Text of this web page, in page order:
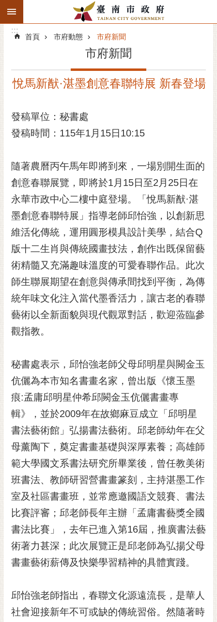
跳到主要內容區塊
搜
階
精彩府城
市府團隊
市政資訊
市民互動
黃
哲
螢
光
花
泉
桐
花
網
站
導
覽
閱
RSS
訂
閱
電
子
報
市
信
箱
日
本
:::
:::
首頁 市府動態 市府新聞
市府新聞
悅馬新猷·湛墨創意春聯特展 新春登場
發稿單位：秘書處
發稿時間：115年1月15日10:15
隨著農曆丙午馬年即將到來，一場別開生面的
創意春聯展覽，即將於1月15日至2月25日在
永華市政中心二樓中庭登場。「悅馬新猷·湛
墨創意春聯特展」指導老師邱怡強，以創新思
維活化傳統，運用圓形模具設計美學，結合Q
版十二生肖與傳統國畫技法，創作出既保留藝
術精髓又充滿趣味溫度的可愛春聯作品。此次
師生聯展期望在創意與傳承間找到平衡，為傳
統年味文化注入當代墨香活力，讓古老的春聯
藝術以全新面貌與現代觀眾對話，歡迎蒞臨參
觀指教。
秘書處表示，邱怡強老師父母邱明星與闕金玉
伉儷為本市知名書畫名家，曾出版《懷玉墨
痕:孟庸邱明星仲希邱闕金玉伉儷書畫專
輯》，並於2009年在故鄉麻豆成立「邱明星
書法藝術館」弘揚書法藝術。邱老師幼年在父
母薰陶下，奠定書畫基礎與深厚素養；高雄師
範大學國文系書法研究所畢業後，曾任教美術
班書法、教師研習營書畫篆刻，主持湛墨工作
室及社區書畫班，並常應邀國語文競賽、書法
比賽評審；邱老師長年主辦「孟庸書藝獎全國
書法比賽」，去年已進入第16屆，推廣書法藝
術著力甚深；此次展覽正是邱老師為弘揚父母
書畫藝術薪傳及快樂學習精神的具體實踐。
邱怡強老師指出，春聯文化源遠流長，是華人
社會迎接新年不可或缺的傳統習俗。然隨著時